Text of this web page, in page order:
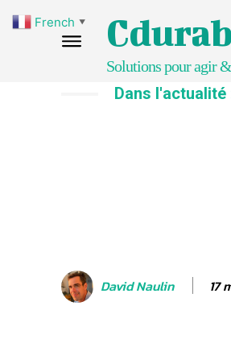
Solutions pour agir
Dans l'actualité
David Naulin 17
French ▼